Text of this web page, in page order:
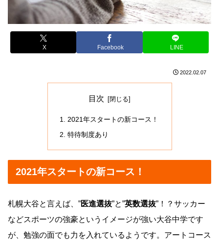
X Facebook LINE
2022.02.07
目次
2021年スタートの新コース！
特待制度あり
2021年スタートの新コース！
札幌大谷と言えば、”医進選抜”と”英数選抜”！？サッカー
などスポーツの強豪というイメージが強い大谷中学です
が、勉強の面でも力を入れているようです。アートコース